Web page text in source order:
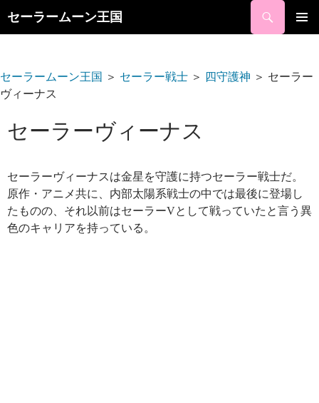
セーラームーン王国
索
イ
ュ
ー
ン
ツ
キ
セーラームーン王国 ＞ セーラー戦士 ＞ 四守護神 ＞ セーラー
ヴィーナス
セーラーヴィーナス
セーラーヴィーナスは金星を守護に持つセーラー戦士だ。
原作・アニメ共に、内部太陽系戦士の中では最後に登場し
たものの、それ以前はセーラーVとして戦っていたと言う異
色のキャリアを持っている。